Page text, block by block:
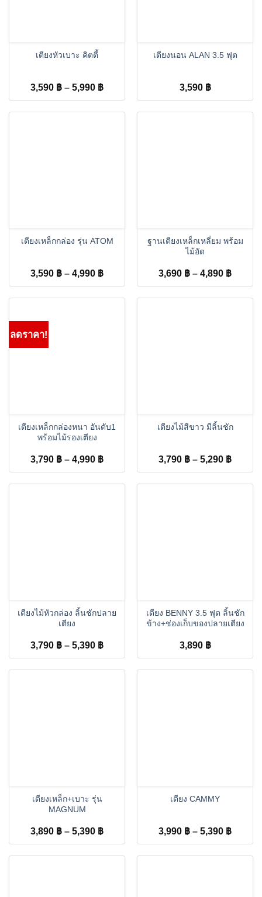
เตียงหัวเบาะ คิตตี้
3,590 ฿ – 5,990 ฿Price
range:
เตียงนอน ALAN 3.5 ฟุต
3,590 ฿
เตียงเหล็กกล่อง รุ่น ATOM
3,590 ฿ – 4,990 ฿Price
range:
ฐานเตียงเหล็กเหลี่ยม พร้อม
ไม้อัด
3,690 ฿ – 4,890 ฿Price
range:
ลดราคา!
เตียงเหล็กกล่องหนา อันดับ1
พร้อมไม้รองเตียง
3,790 ฿ – 4,990 ฿Price
range:
เตียงไม้สีขาว มีลิ้นชัก
3,790 ฿ – 5,290 ฿Price
range:
เตียงไม้หัวกล่อง ลิ้นชักปลาย
เตียง
3,790 ฿ – 5,390 ฿Price
range:
เตียง BENNY 3.5 ฟุต ลิ้นชัก
ข้าง+ช่องเก็บของปลายเตียง
3,890 ฿
เตียงเหล็ก+เบาะ รุ่น
MAGNUM
3,890 ฿ – 5,390 ฿Price
range:
เตียง CAMMY
3,990 ฿ – 5,390 ฿Price
range: